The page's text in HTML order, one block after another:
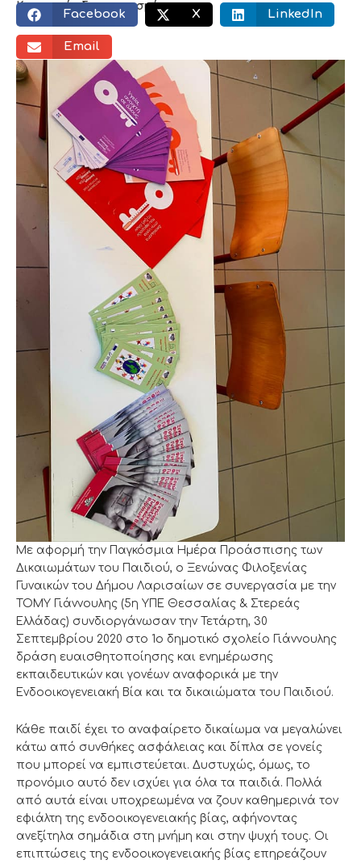
Κοινωνικός διαμοιρασμός:
Facebook X LinkedIn
Email
Με αφορμή την Παγκόσμια Ημέρα Προάσπισης των
Δικαιωμάτων του Παιδιού, ο Ξενώνας Φιλοξενίας
Γυναικών του Δήμου Λαρισαίων σε συνεργασία με την
ΤΟΜΥ Γιάννουλης (5η ΥΠΕ Θεσσαλίας & Στερεάς
Ελλάδας) συνδιοργάνωσαν την Τετάρτη, 30
Σεπτεμβρίου 2020 στο 1ο δημοτικό σχολείο Γιάννουλης
δράση ευαισθητοποίησης και ενημέρωσης
εκπαιδευτικών και γονέων αναφορικά με την
Ενδοοικογενειακή Βία και τα δικαιώματα του Παιδιού.
Κάθε παιδί έχει το αναφαίρετο δικαίωμα να μεγαλώνει
κάτω από συνθήκες ασφάλειας και δίπλα σε γονείς
που μπορεί να εμπιστεύεται. Δυστυχώς, όμως, το
προνόμιο αυτό δεν ισχύει για όλα τα παιδιά. Πολλά
από αυτά είναι υποχρεωμένα να ζουν καθημερινά τον
εφιάλτη της ενδοοικογενειακής βίας, αφήνοντας
ανεξίτηλα σημάδια στη μνήμη και στην ψυχή τους. Οι
επιπτώσεις της ενδοοικογενειακής βίας επηρεάζουν